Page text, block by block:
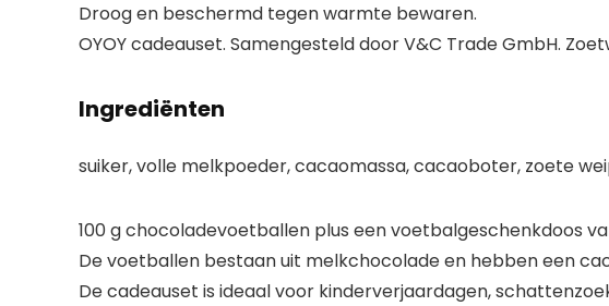
Droog en beschermd tegen warmte bewaren.
OYOY cadeauset. Samengesteld door V&C Trade GmbH.
Ingrediënten
suiker, volle melkpoeder, cacaomassa, cacaoboter, zoete
100 g chocoladevoetballen plus een voetbalgeschenkdoos
De voetballen bestaan uit melkchocolade en hebben een
De cadeauset is ideaal voor kinderverjaardagen,